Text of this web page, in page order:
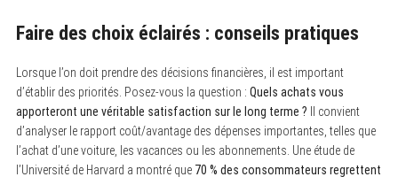
Faire des choix éclairés : conseils pratiques
Lorsque l’on doit prendre des décisions financières, il est important
d’établir des priorités. Posez-vous la question : Quels achats vous
apporteront une véritable satisfaction sur le long terme ? Il convient
d’analyser le rapport coût/avantage des dépenses importantes, telles que
l’achat d’une voiture, les vacances ou les abonnements. Une étude de
l’Université de Harvard a montré que 70 % des consommateurs regrettent